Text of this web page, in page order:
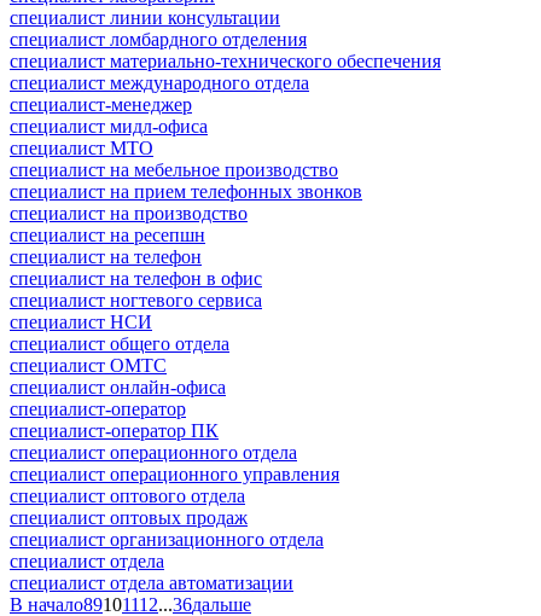
специалист линии консультации
специалист ломбардного отделения
специалист материально-технического обеспечения
специалист международного отдела
специалист-менеджер
специалист мидл-офиса
специалист МТО
специалист на мебельное производство
специалист на прием телефонных звонков
специалист на производство
специалист на ресепшн
специалист на телефон
специалист на телефон в офис
специалист ногтевого сервиса
специалист НСИ
специалист общего отдела
специалист ОМТС
специалист онлайн-офиса
специалист-оператор
специалист-оператор ПК
специалист операционного отдела
специалист операционного управления
специалист оптового отдела
специалист оптовых продаж
специалист организационного отдела
специалист отдела
специалист отдела автоматизации
В начало89101112...36дальше